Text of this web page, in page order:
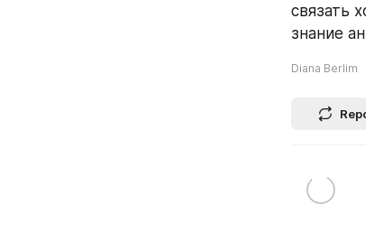
связать
знание
Diana Berlim